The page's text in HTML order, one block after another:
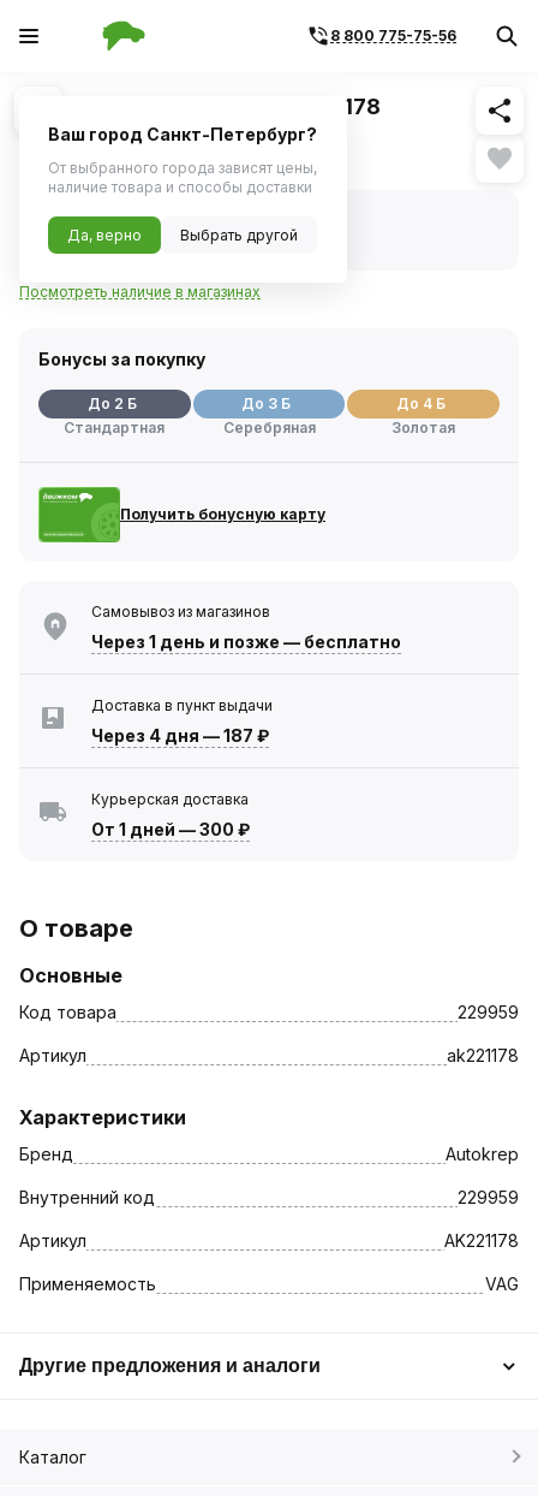
8 800 775-75-56
1/1 Похожие
Клипса VAG (Autokrep) AK221178
В наличии
Код товара:229959
Артикул:
ak221178
Посмотреть наличие в магазинах
Бонусы за покупку
До 2 Б
Стандартная
До 3 Б
Серебряная
До 4 Б
Золотая
Получить бонусную карту
Самовывоз из магазинов
Через 1 день и позже — бесплатно
Доставка в пункт выдачи
Через 4 дня —187 ₽
Курьерская доставка
От 1 дней —300 ₽
О товаре
Основные
Код товара 229959
Артикул ak221178
Характеристики
Бренд Autokrep
Внутренний код 229959
Артикул AK221178
Применяемость VAG
Другие предложения и аналоги
Каталог
Ваш город Санкт-Петербург?
От выбранного города зависят цены,
наличие товара и способы доставки
Да, верно Выбрать другой